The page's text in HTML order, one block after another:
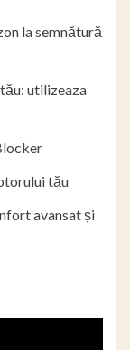
la semnătură
utilizeaza
tău
avansat și